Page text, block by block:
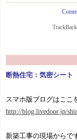
断熱住宅：気密シート
スマホ版ブログはここ
http://blog.livedoor.jp/
新築工事の現場からで